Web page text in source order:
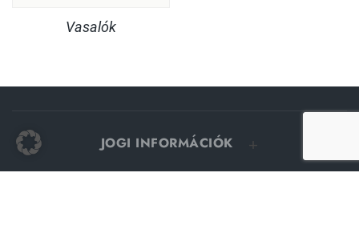
Vasalók
JOGI INFORMÁCIÓK